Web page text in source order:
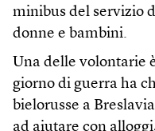
minibus del servizio
donne e bambini.
Una delle volontarie
giorno di guerra ha
bielorusse a
ad aiutare con